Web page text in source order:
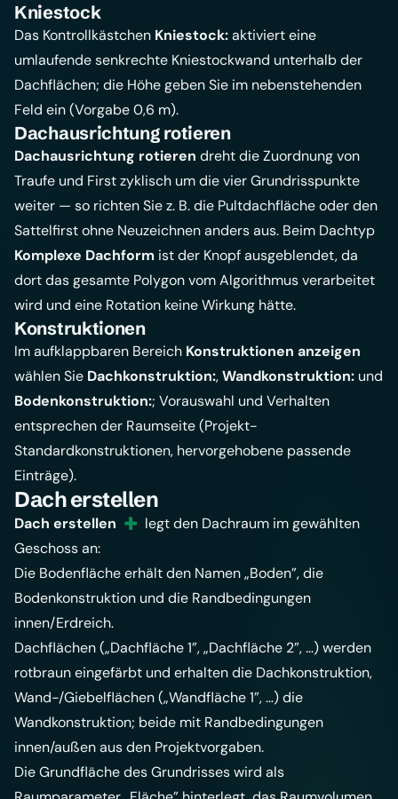
Kniestock
Das Kontrollkästchen Kniestock:aktiviert eine
umlaufende senkrechte Kniestockwand unterhalb der
Dachflächen; die Höhe geben Sie im nebenstehenden
Feld ein (Vorgabe 0,6 m).
Dachausrichtung rotieren
Dachausrichtung rotieren dreht die Zuordnung von
Traufe und First zyklisch um die vier Grundrisspunkte
weiter — so richten Sie z. B. die Pultdachfläche oder den
Sattelfirst ohne Neuzeichnen anders aus. Beim Dachtyp
Komplexe Dachform ist der Knopf ausgeblendet, da
dort das gesamte Polygon vom Algorithmus verarbeitet
wird und eine Rotation keine Wirkung hätte.
Konstruktionen
Im aufklappbaren Bereich Konstruktionen anzeigen
wählen Sie Dachkonstruktion:,Wandkonstruktion: und
Bodenkonstruktion:; Vorauswahl und Verhalten
entsprechen der Raumseite (Projekt-
Standardkonstruktionen, hervorgehobene passende
Einträge).
Dach erstellen
Dach erstellen
legt den Dachraum im gewählten
Geschoss an:
Die Bodenfläche erhält den Namen „Boden”, die
Bodenkonstruktion und die Randbedingungen
innen/Erdreich.
Dachflächen („Dachfläche 1”, „Dachfläche 2”, …) werden
rotbraun eingefärbt und erhalten die Dachkonstruktion,
Wand-/Giebelflächen („Wandfläche 1”, …) die
Wandkonstruktion; beide mit Randbedingungen
innen/außen aus den Projektvorgaben.
Die Grundfläche des Grundrisses wird als